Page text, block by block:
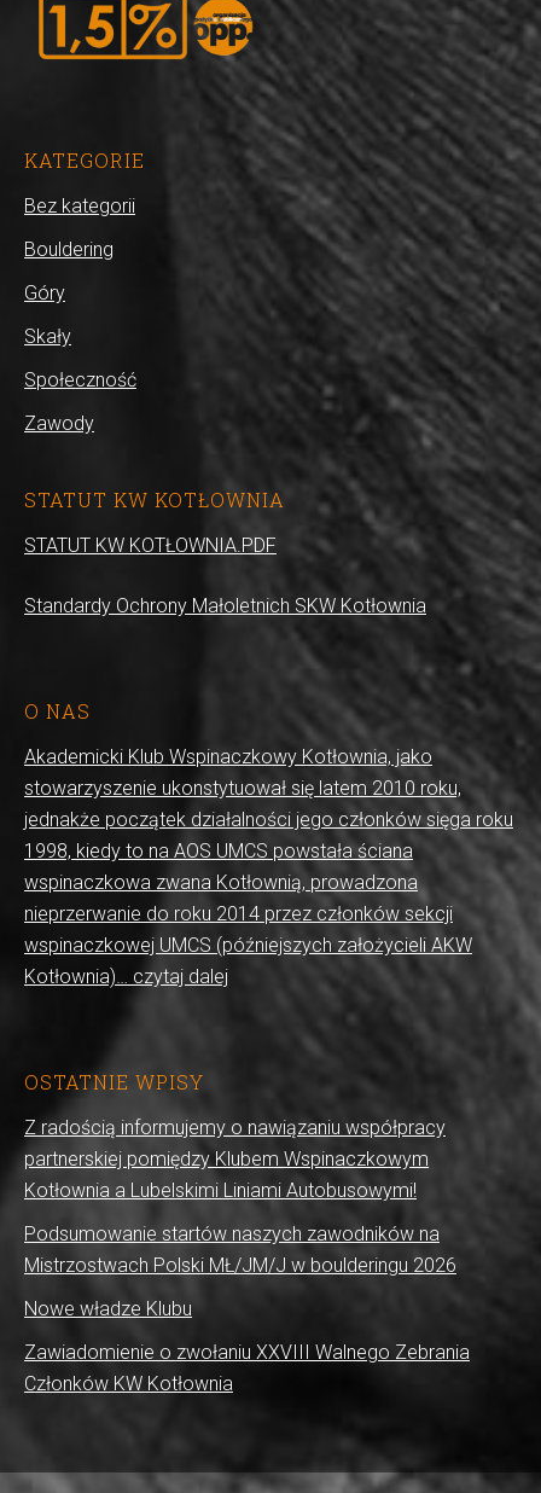
KATEGORIE
Bez kategorii
Bouldering
Góry
Skały
Społeczność
Zawody
STATUT KW KOTŁOWNIA
STATUT KW KOTŁOWNIA.PDF
Standardy Ochrony Małoletnich SKW Kotłownia
O NAS
Akademicki Klub Wspinaczkowy Kotłownia, jako
stowarzyszenie ukonstytuował się latem 2010 roku,
jednakże początek działalności jego członków sięga roku
1998, kiedy to na AOS UMCS powstała ściana
wspinaczkowa zwana Kotłownią, prowadzona
nieprzerwanie do roku 2014 przez członków sekcji
wspinaczkowej UMCS (późniejszych założycieli AKW
Kotłownia)… czytaj dalej
OSTATNIE WPISY
Z radością informujemy o nawiązaniu współpracy
partnerskiej pomiędzy Klubem Wspinaczkowym
Kotłownia a Lubelskimi Liniami Autobusowymi!
Podsumowanie startów naszych zawodników na
Mistrzostwach Polski MŁ/JM/J w boulderingu 2026
Nowe władze Klubu
Zawiadomienie o zwołaniu XXVIII Walnego Zebrania
Członków KW Kotłownia